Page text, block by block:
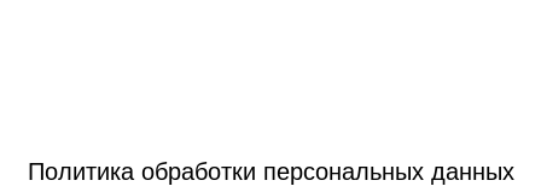
Политика обработки персональных данных